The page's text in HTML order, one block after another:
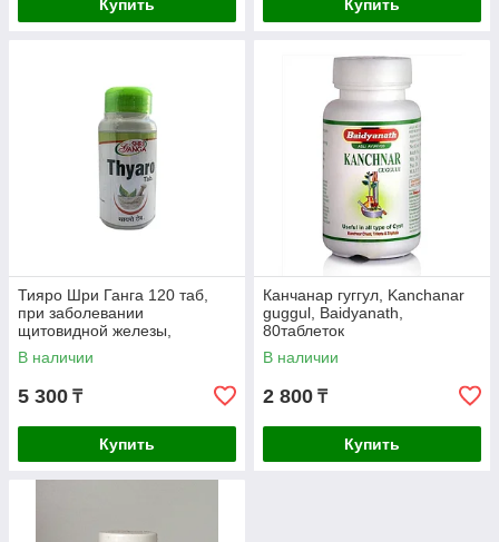
Купить Купить
Тияро Шри Ганга 120 таб,
при заболевании
щитовидной железы,
тиреодит, гипотериоз
В наличии
5 300 ₸
Купить
Канчанар гуггул, Kanchanar
guggul, Baidyanath,
80таблеток
В наличии
2 800 ₸
Купить